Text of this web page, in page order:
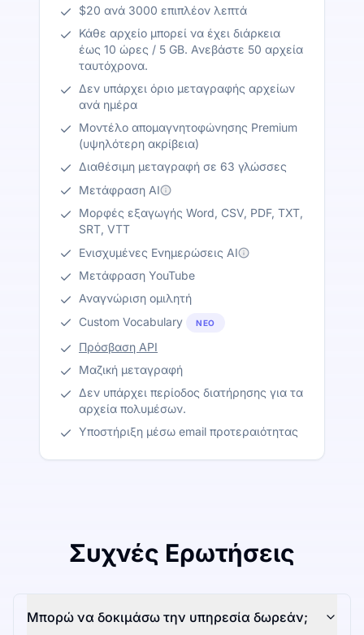
$20 ανά 3000 επιπλέον λεπτά
Κάθε αρχείο μπορεί να έχει διάρκεια
έως 10 ώρες / 5 GB. Ανεβάστε 50 αρχεία
ταυτόχρονα.
Δεν υπάρχει όριο μεταγραφής αρχείων
ανά ημέρα
Μοντέλο απομαγνητοφώνησης Premium
(υψηλότερη ακρίβεια)
Διαθέσιμη μεταγραφή σε 63 γλώσσες
Μετάφραση AI
Μορφές εξαγωγής Word, CSV, PDF, TXT,
SRT, VTT
Ενισχυμένες Ενημερώσεις AI
Μετάφραση YouTube
Αναγνώριση ομιλητή
Custom Vocabulary
ΝΈΟ
Πρόσβαση API
Μαζική μεταγραφή
Δεν υπάρχει περίοδος διατήρησης για τα
αρχεία πολυμέσων.
Υποστήριξη μέσω email προτεραιότητας
Συχνές Ερωτήσεις
Μπορώ να δοκιμάσω την υπηρεσία δωρεάν;